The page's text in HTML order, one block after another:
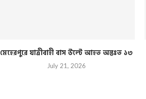
মেহেরপুরে যাত্রীবাহী বাস উল্টে আহত অন্তঃত ১৩
July 21, 2026